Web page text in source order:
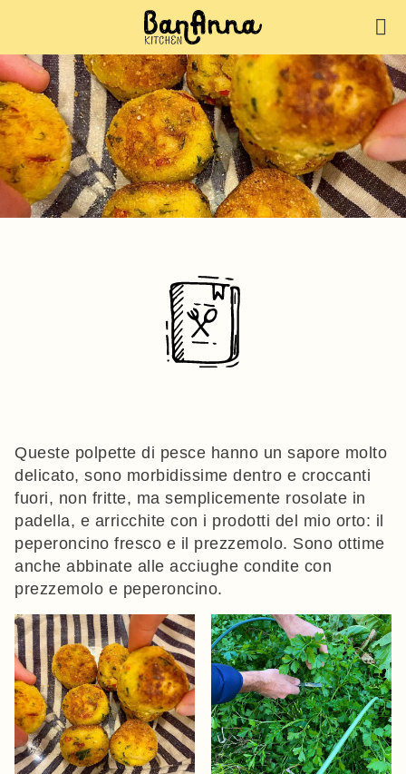
Queste polpette di pesce hanno un sapore molto
delicato, sono morbidissime dentro e croccanti
fuori, non fritte, ma semplicemente rosolate in
padella, e arricchite con i prodotti del mio orto: il
peperoncino fresco e il prezzemolo. Sono ottime
anche abbinate alle acciughe condite con
prezzemolo e peperoncino.